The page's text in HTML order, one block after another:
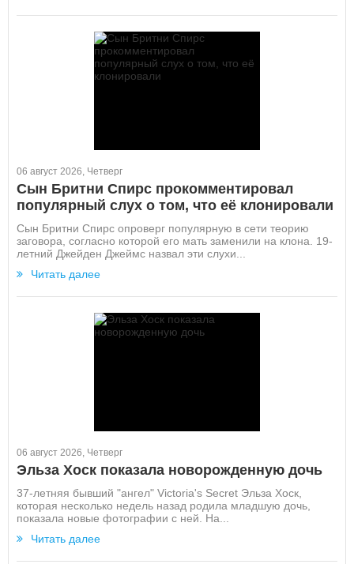
06 август 2026, Четверг
Сын Бритни Спирс прокомментировал
популярный слух о том, что её клонировали
Сын Бритни Спирс опроверг популярную в сети теорию
заговора, согласно которой его мать заменили на клона. 19-
летний Джейден Джеймс назвал эти слухи...
Читать далее
06 август 2026, Четверг
Эльза Хоск показала новорожденную дочь
37-летняя бывший "ангел" Victoria's Secret Эльза Хоск,
которая несколько недель назад родила младшую дочь,
показала новые фотографии с ней. На...
Читать далее